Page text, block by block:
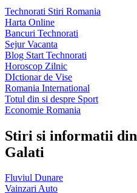
Technorati Stiri Romania
Harta Online
Bancuri Technorati
Sejur Vacanta
Blog Start Technorati
Horoscop Zilnic
DIctionar de Vise
Romania International
Totul din si despre Sport
Economie Romania
Stiri si informatii din
Galati
Fluviul Dunare
Vainzari Auto